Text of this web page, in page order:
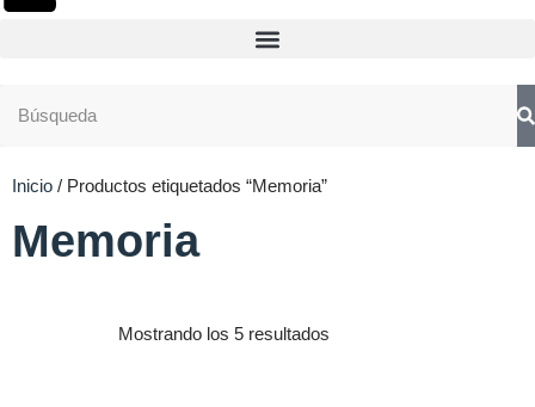
Inicio / Productos etiquetados “Memoria”
Memoria
Mostrando los 5 resultados